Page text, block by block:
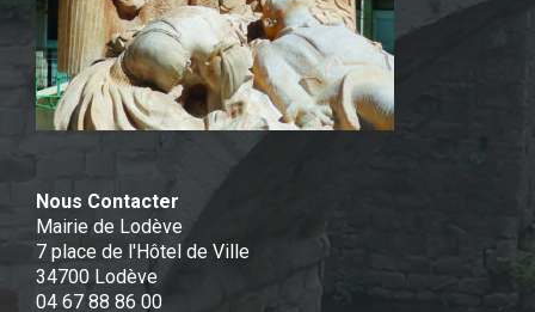
Nous Contacter
Mairie de Lodève
7 place de l'Hôtel de Ville
34700 Lodève
04 67 88 86 00